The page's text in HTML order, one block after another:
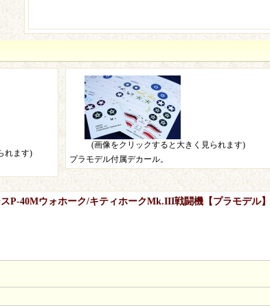
れます)
(画像をクリックすると大きく見られます)
プラモデル付属デカール。
P-40Mウォホーク/キティホークMk.III戦闘機【プラモデル】